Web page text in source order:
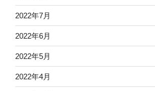
2022年7月
2022年6月
2022年5月
2022年4月